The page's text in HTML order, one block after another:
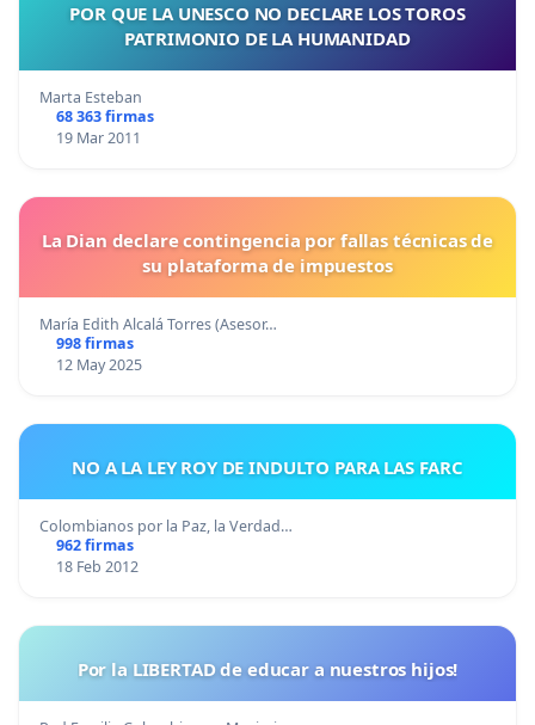
POR QUE LA UNESCO NO DECLARE LOS TOROS
PATRIMONIO DE LA HUMANIDAD
Marta Esteban
68 363 firmas
19 Mar 2011
La Dian declare contingencia por fallas técnicas de
su plataforma de impuestos
María Edith Alcalá Torres (Asesor…
998 firmas
12 May 2025
NO A LA LEY ROY DE INDULTO PARA LAS FARC
Colombianos por la Paz, la Verdad…
962 firmas
18 Feb 2012
Por la LIBERTAD de educar a nuestros hijos!